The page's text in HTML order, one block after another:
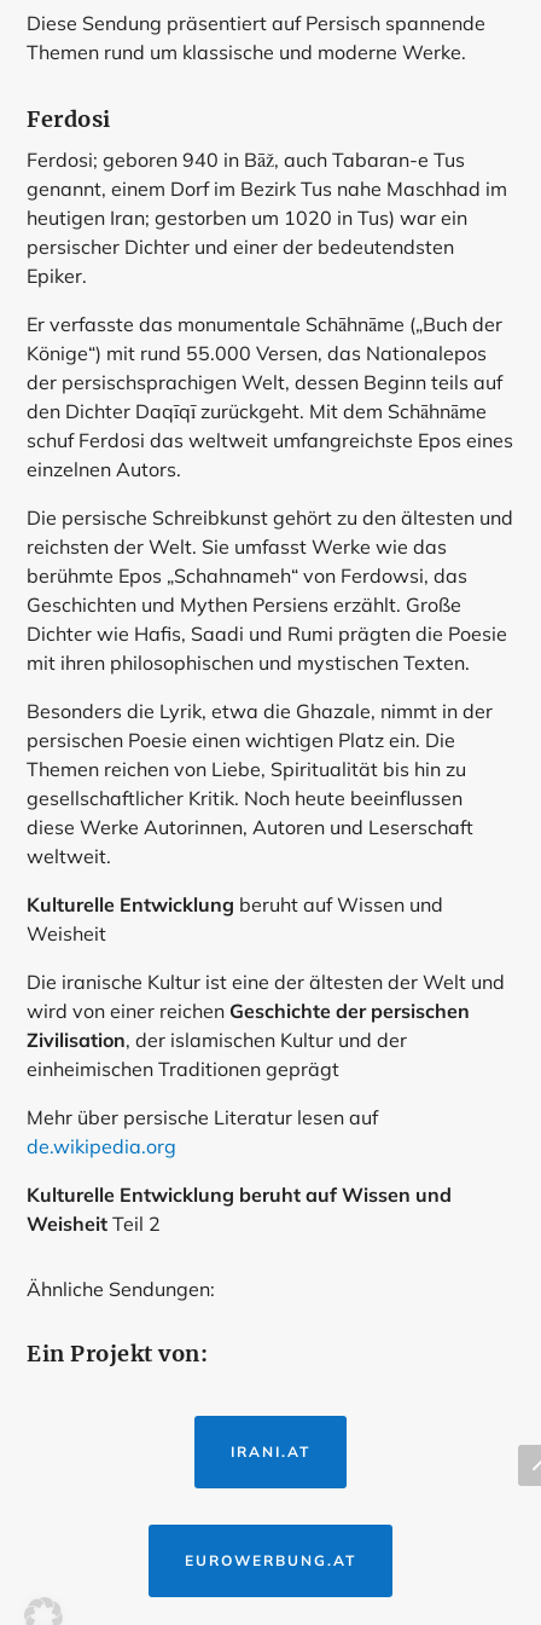
Diese Sendung präsentiert auf Persisch spannende
Themen rund um klassische und moderne Werke.
Ferdosi
Ferdosi; geboren 940 in Bāž, auch Tabaran-e Tus
genannt, einem Dorf im Bezirk Tus nahe Maschhad im
heutigen Iran; gestorben um 1020 in Tus) war ein
persischer Dichter und einer der bedeutendsten
Epiker.
Er verfasste das monumentale Schāhnāme („Buch der
Könige“) mit rund 55.000 Versen, das Nationalepos
der persischsprachigen Welt, dessen Beginn teils auf
den Dichter Daqīqī zurückgeht. Mit dem Schāhnāme
schuf Ferdosi das weltweit umfangreichste Epos eines
einzelnen Autors.
Die persische Schreibkunst gehört zu den ältesten und
reichsten der Welt. Sie umfasst Werke wie das
berühmte Epos „Schahnameh“ von Ferdowsi, das
Geschichten und Mythen Persiens erzählt. Große
Dichter wie Hafis, Saadi und Rumi prägten die Poesie
mit ihren philosophischen und mystischen Texten.
Besonders die Lyrik, etwa die Ghazale, nimmt in der
persischen Poesie einen wichtigen Platz ein. Die
Themen reichen von Liebe, Spiritualität bis hin zu
gesellschaftlicher Kritik. Noch heute beeinflussen
diese Werke Autorinnen, Autoren und Leserschaft
weltweit.
Kulturelle Entwicklung beruht auf Wissen und
Weisheit
Die iranische Kultur ist eine der ältesten der Welt und
wird von einer reichen Geschichte der persischen
Zivilisation, der islamischen Kultur und der
einheimischen Traditionen geprägt
Mehr über persische Literatur lesen auf
de.wikipedia.org
Kulturelle Entwicklung beruht auf Wissen und
Weisheit Teil 2
Ähnliche Sendungen:
Ein Projekt von:
IRANI.AT
EUROWERBUNG.AT